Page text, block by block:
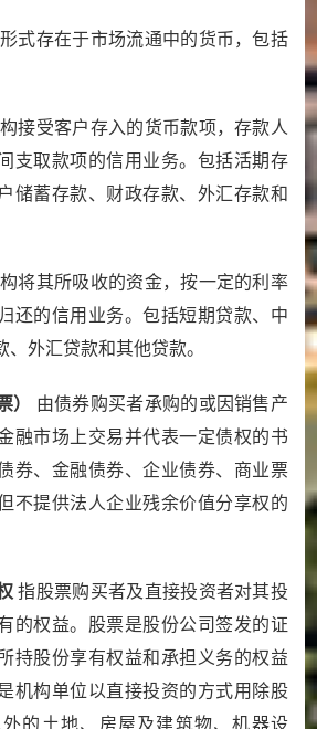
式存在于市场流通中的货币，包括
接受客户存入的货币款项，存款人
支取款项的信用业务。包括活期存
储蓄存款、财政存款、外汇存款和
将其所吸收的资金，按一定的利率
还的信用业务。包括短期贷款、中
、外汇贷款和其他贷款。
）
由债券购买者承购的或因销售产
融市场上交易并代表一定债权的书
券、金融债券、企业债券、商业票
不提供法人企业残余价值分享权的
指股票购买者及直接投资者对其投
的权益。股票是股份公司签发的证
持股份享有权益和承担义务的权益
机构单位以直接投资的方式用除股
的土地、房屋及建筑物、机器设